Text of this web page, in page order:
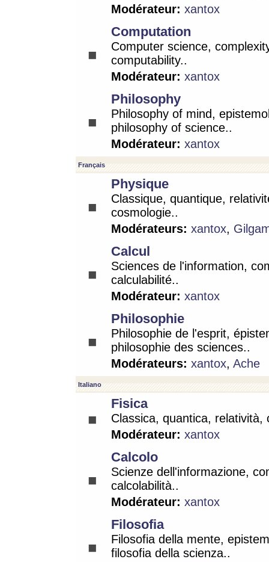
Modérateur: xantox
Computation
Computer science,
computability..
Modérateur: xantox
Philosophy
Philosophy of mind,
philosophy of science..
Modérateur: xantox
Français
Physique
Classique, quantique,
cosmologie..
Modérateurs: xantox,
Calcul
Sciences de l'information,
calculabilité..
Modérateur: xantox
Philosophie
Philosophie de l'esprit,
philosophie des sciences..
Modérateurs: xantox, Ache
Italiano
Fisica
Classica, quantica, relatività,
Modérateur: xantox
Calcolo
Scienze dell'informazione,
calcolabilità..
Modérateur: xantox
Filosofia
Filosofia della mente,
filosofia della scienza..